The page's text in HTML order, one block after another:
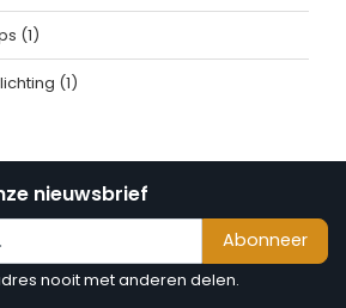
(1)
(1)
nieuwsbrief
Abonneer
nooit met anderen delen.